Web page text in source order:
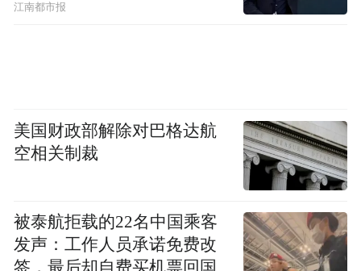
江南都市报
美国财政部解除对巴格达航
空相关制裁
被泰航拒载的22名中国乘客
发声：工作人员承诺免费改
签，最后却自费买机票回国